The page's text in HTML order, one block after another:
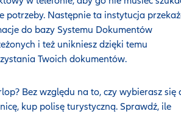
potrzeby. Następnie ta instytucja
do bazy Systemu Dokumentów
i też unikniesz dzięki temu
Twoich dokumentów.
Bez względu na to, czy wybierasz się
kup polisę turystyczną. Sprawdź, ile